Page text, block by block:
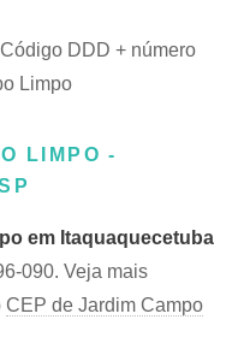
DDD + número
Limpo
LIMPO -
em Itaquaquecetuba
090. Veja mais
CEP de Jardim Campo